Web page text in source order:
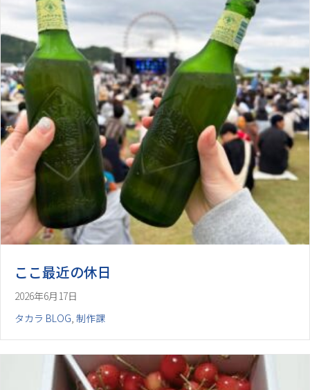
ここ最近の休日
2026年6月17日
タカラ BLOG, 制作課